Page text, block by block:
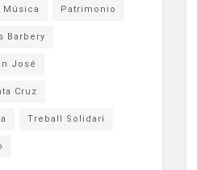
Música Patrimonio
Barbery
José
Cruz
Treball Solidari